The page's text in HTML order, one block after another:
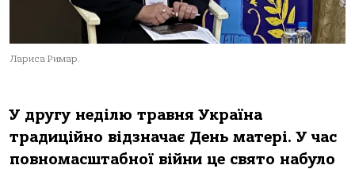
Лариса Римар.
У другу неділю травня Україна
традиційно відзначає День матері. У час
повномасштабної війни це свято набуло